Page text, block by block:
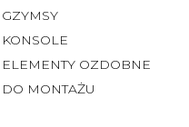
GZYMSY
KONSOLE
ELEMENTY OZDOBNE
DO MONTAŻU